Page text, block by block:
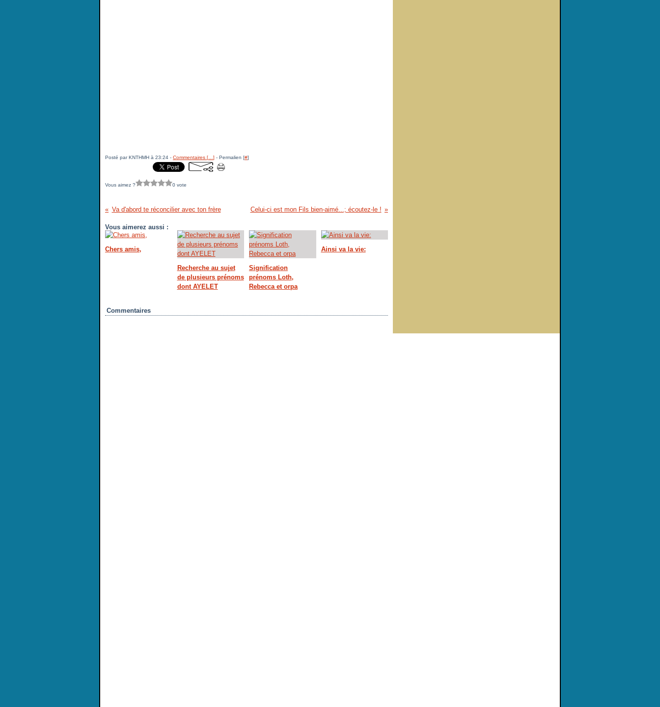
Posté par KNTHMH à 23:24 - Commentaires [ ] - Permalien [#]
Vous aimez ? 0 vote
Va d'abord te réconcilier avec ton frère Celui-ci est mon Fils bien-aimé...; écoutez-le !
Vous aimerez aussi :
Chers amis,
Recherche au sujet
de plusieurs prénoms
dont AYELET
Signification
prénoms Loth,
Rebecca et orpa
Ainsi va la vie:
Commentaires